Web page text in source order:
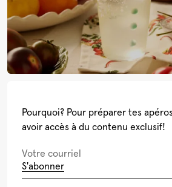
Pourquoi? Pour préparer tes
avoir accès à du contenu exclusif!
S'abonner